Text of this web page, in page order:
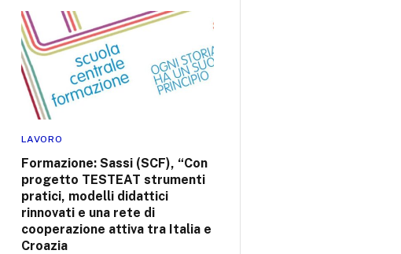
LAVORO
Formazione: Sassi (SCF), “Con
progetto TESTEAT strumenti
pratici, modelli didattici
rinnovati e una rete di
cooperazione attiva tra Italia e
Croazia